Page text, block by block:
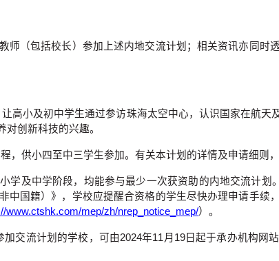
师（包括校长）参加上述内地交流计划；相关资讯亦同
高小及初中学生通过参访珠海太空中心，认识国家在航
创新科技的兴趣。
，供小四至中三学生参加。有关本计划的详情及申请细则
学及中学阶段，均能参与最少一次获资助的内地交流计划
中国籍）》，学校应提醒合资格的学生尽快办理申请手续
www.ctshk.com/mep/zh/nrep_notice_mep/）。
交流计划的学校，可由2024年11月19日起于承办机构网